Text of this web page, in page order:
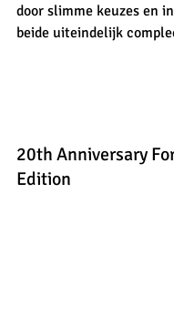
door slimme keuzes en
beide uiteindelijk
20th Anniversary
Edition